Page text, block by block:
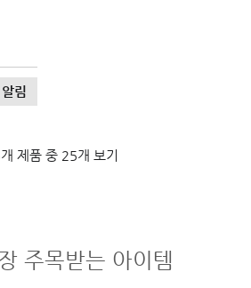
림
제품 중 25개 보기
주목받는 아이템